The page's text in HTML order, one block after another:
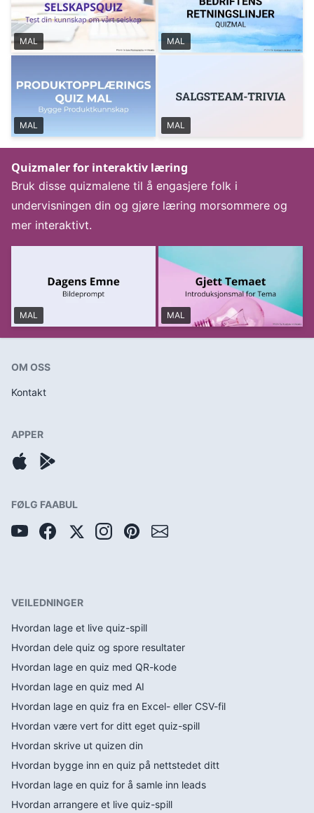
MAL MAL
MAL MAL
Quizmaler for interaktiv læring
Bruk disse quizmalene til å engasjere folk i
undervisningen din og gjøre læring morsommere og
mer interaktivt.
MAL MAL
OM OSS
Kontakt
APPER
FØLG FAABUL
VEILEDNINGER
Hvordan lage et live quiz-spill
Hvordan dele quiz og spore resultater
Hvordan lage en quiz med QR-kode
Hvordan lage en quiz med AI
Hvordan lage en quiz fra en Excel- eller CSV-fil
Hvordan være vert for ditt eget quiz-spill
Hvordan skrive ut quizen din
Hvordan bygge inn en quiz på nettstedet ditt
Hvordan lage en quiz for å samle inn leads
Hvordan arrangere et live quiz-spill